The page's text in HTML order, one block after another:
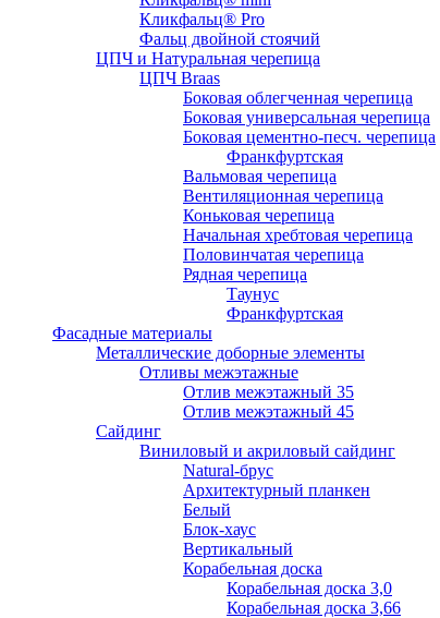
Кликфальц® Pro
Фальц двойной стоячий
ЦПЧ и Натуральная черепица
ЦПЧ Braas
Боковая облегченная черепица
Боковая универсальная черепица
Боковая цементно-песч. черепица
Франкфуртская
Вальмовая черепица
Вентиляционная черепица
Коньковая черепица
Начальная хребтовая черепица
Половинчатая черепица
Рядная черепица
Таунус
Франкфуртская
Фасадные материалы
Металлические доборные элементы
Отливы межэтажные
Отлив межэтажный 35
Отлив межэтажный 45
Сайдинг
Виниловый и акриловый сайдинг
Natural-брус
Архитектурный планкен
Белый
Блок-хаус
Вертикальный
Корабельная доска
Корабельная доска 3,0
Корабельная доска 3,66